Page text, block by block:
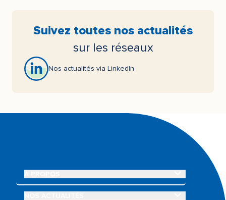
Suivez toutes nos actualités
sur les réseaux
Nos actualités via LinkedIn
OUVRIR LE SOUS-MENU NOS ACTUALITÉS